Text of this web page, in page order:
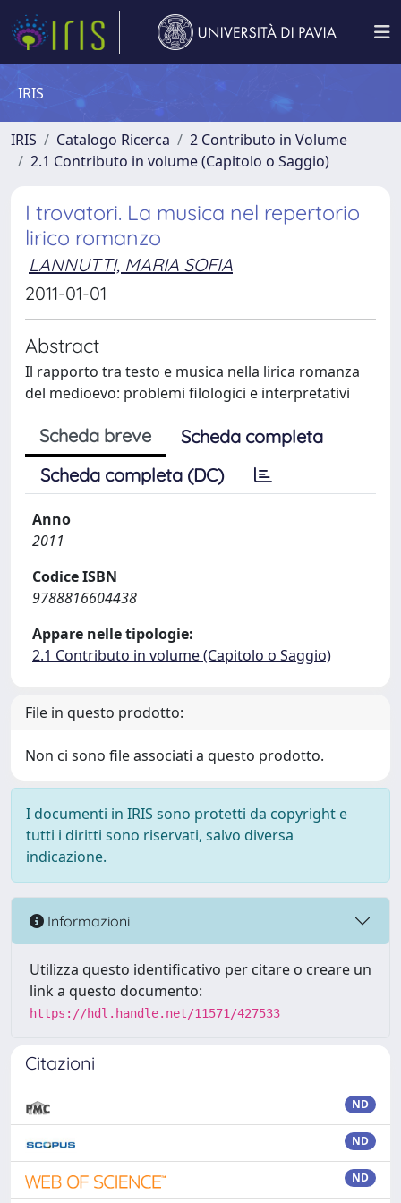
IRIS
IRIS Catalogo Ricerca
2 Contributo in Volume
2.1 Contributo in volume (Capitolo o Saggio)
I trovatori. La musica nel repertorio
lirico romanzo
LANNUTTI, MARIA SOFIA
2011-01-01
Abstract
Il rapporto tra testo e musica nella lirica romanza
del medioevo: problemi filologici e interpretativi
Scheda breve
Scheda completa
Scheda completa (DC)
Anno
2011
Codice ISBN
9788816604438
Appare nelle tipologie:
2.1 Contributo in volume (Capitolo o Saggio)
File in questo prodotto:
Non ci sono file associati a questo prodotto.
I documenti in IRIS sono protetti da copyright e
tutti i diritti sono riservati, salvo diversa
indicazione.
Informazioni
Utilizza questo identificativo per citare o creare un
link a questo documento:
https://hdl.handle.net/11571/427533
Citazioni
ND
ND
ND